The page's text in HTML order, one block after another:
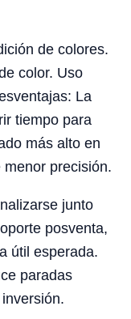
de colores.
color. Uso
La
tiempo para
más alto en
precisión.
junto
posventa,
útil esperada.
paradas